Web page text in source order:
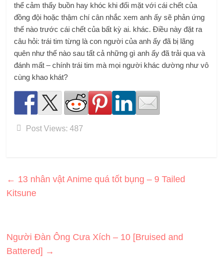
thể cảm thấy buồn hay khóc khi đối mặt với cái chết của
đồng đội hoặc thậm chí cân nhắc xem anh ấy sẽ phản ứng
thế nào trước cái chết của bất kỳ ai. khác. Điều này đặt ra
câu hỏi: trái tim từng là con người của anh ấy đã bị lãng
quên như thế nào sau tất cả những gì anh ấy đã trải qua và
đánh mất – chính trái tim mà mọi người khác dường như vô
cùng khao khát?
Post Views: 487
← 13 nhân vật Anime quá tốt bụng – 9 Tailed
Kitsune
Người Đàn Ông Cưa Xích – 10 [Bruised and
Battered] →